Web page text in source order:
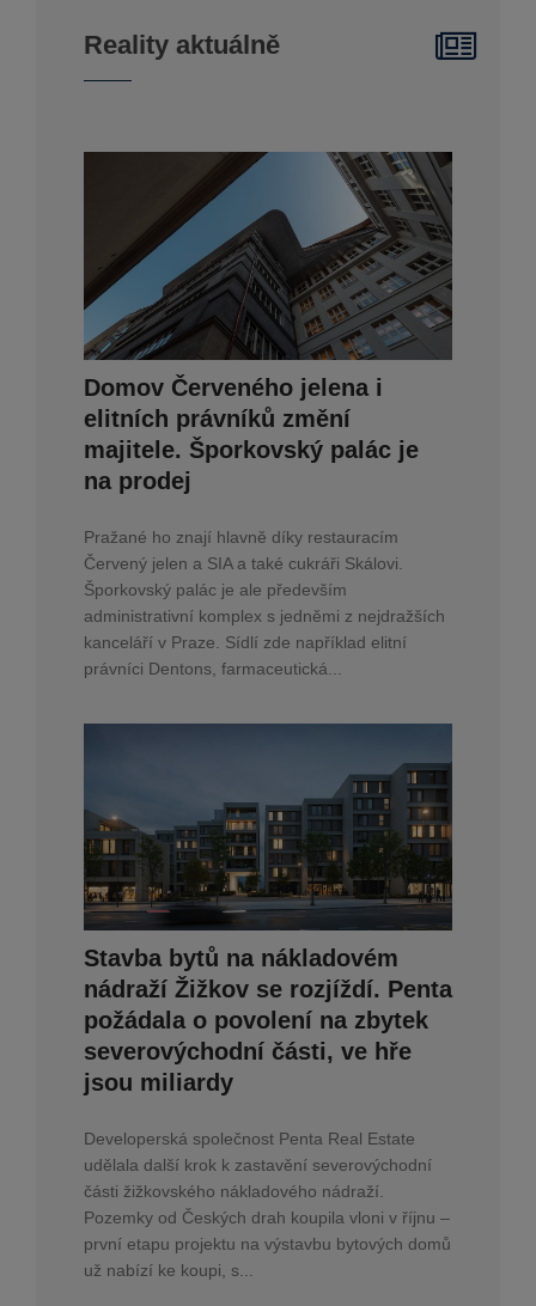
Reality aktuálně
Domov Červeného jelena i
elitních právníků změní
majitele. Šporkovský palác je
na prodej
Pražané ho znají hlavně díky restauracím
Červený jelen a SIA a také cukráři Skálovi.
Šporkovský palác je ale především
administrativní komplex s jedněmi z nejdražších
kanceláří v Praze. Sídlí zde například elitní
právníci Dentons, farmaceutická...
Stavba bytů na nákladovém
nádraží Žižkov se rozjíždí. Penta
požádala o povolení na zbytek
severovýchodní části, ve hře
jsou miliardy
Developerská společnost Penta Real Estate
udělala další krok k zastavění severovýchodní
části žižkovského nákladového nádraží.
Pozemky od Českých drah koupila vloni v říjnu –
první etapu projektu na výstavbu bytových domů
už nabízí ke koupi, s...